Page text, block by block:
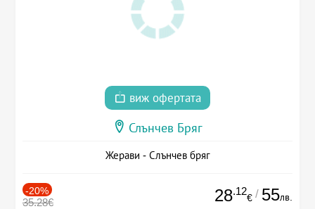
виж офертата
Слънчев Бряг
Жерави - Слънчев бряг
-20%
35.28€ 28.12
€ / 55лв.